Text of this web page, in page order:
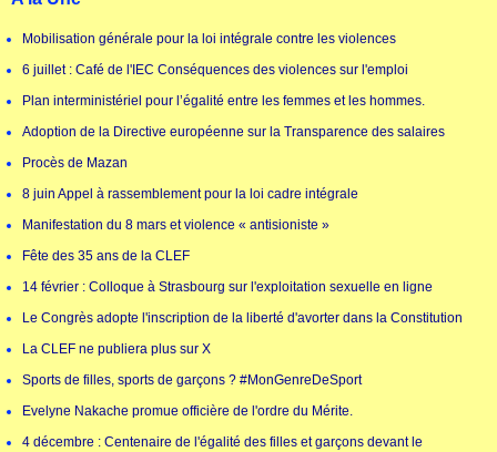
Mobilisation générale pour la loi intégrale contre les violences
6 juillet : Café de l'IEC Conséquences des violences sur l'emploi
Plan interministériel pour l’égalité entre les femmes et les hommes.
Adoption de la Directive européenne sur la Transparence des salaires
Procès de Mazan
8 juin Appel à rassemblement pour la loi cadre intégrale
Manifestation du 8 mars et violence « antisioniste »
Fête des 35 ans de la CLEF
14 février : Colloque à Strasbourg sur l'exploitation sexuelle en ligne
Le Congrès adopte l'inscription de la liberté d'avorter dans la Constitution
La CLEF ne publiera plus sur X
Sports de filles, sports de garçons ? #MonGenreDeSport
Evelyne Nakache promue officière de l'ordre du Mérite.
4 décembre : Centenaire de l'égalité des filles et garçons devant le